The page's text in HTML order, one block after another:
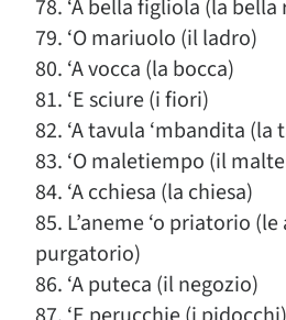
78. ‘A bella figliola (la bella
79. ‘O mariuolo (il ladro)
80. ‘A vocca (la bocca)
81. ‘E sciure (i fiori)
82. ‘A tavula ‘mbandita
83. ‘O maletiempo (il
84. ‘A cchiesa (la chiesa)
85. L’aneme ‘o priatorio
purgatorio)
86. ‘A puteca (il negozio)